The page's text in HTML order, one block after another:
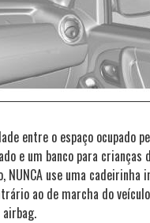
entre o espaço ocupado
e um banco para crianças
NUNCA use uma cadeirinha
ao de marcha do